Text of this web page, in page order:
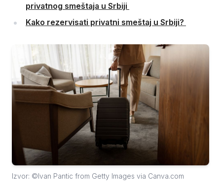
privatnog smeštaja u Srbiji
Kako rezervisati privatni smeštaj u Srbiji?
Izvor: ©Ivan Pantic from Getty Images via Canva.com